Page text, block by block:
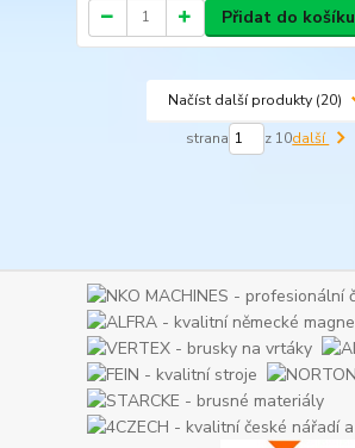
Přidat do košíku
Načíst další produkty (20)
strana z 10další